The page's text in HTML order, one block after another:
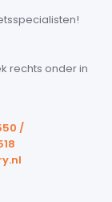
rechts onder in
/